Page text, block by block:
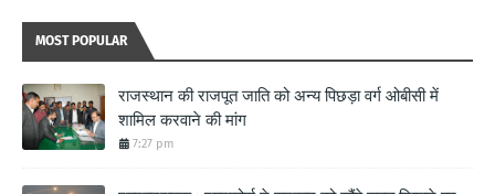
MOST POPULAR
राजस्थान की राजपूत जाति को अन्य पिछड़ा वर्ग ओबीसी में
शामिल करवाने की मांग
7:27 pm